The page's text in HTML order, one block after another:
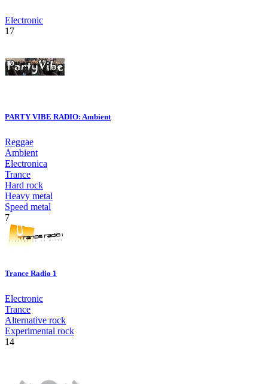
Electronic
17
PARTY VIBE RADIO: Ambient
Reggae
Ambient
Electronica
Trance
Hard rock
Heavy metal
Speed metal
7
Trance Radio 1
Electronic
Trance
Alternative rock
Experimental rock
14